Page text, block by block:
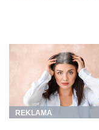
REKLAMA